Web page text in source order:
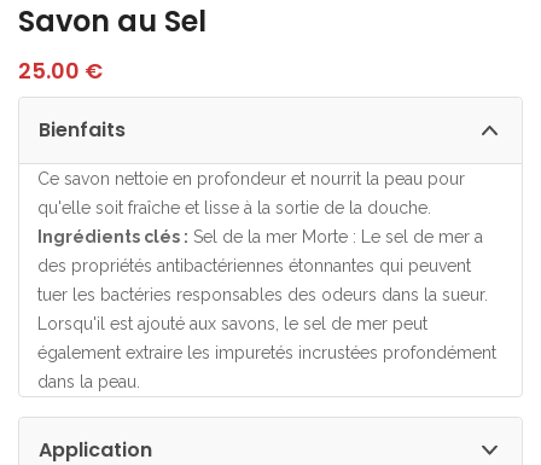
Savon au Sel
25.00 €
Bienfaits
Ce savon nettoie en profondeur et nourrit la peau pour
qu'elle soit fraîche et lisse à la sortie de la douche.
Ingrédients clés : Sel de la mer Morte : Le sel de mer a
des propriétés antibactériennes étonnantes qui peuvent
tuer les bactéries responsables des odeurs dans la sueur.
Lorsqu'il est ajouté aux savons, le sel de mer peut
également extraire les impuretés incrustées profondément
dans la peau.
Application